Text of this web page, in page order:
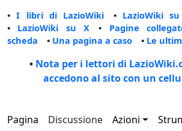
•I libri di LazioWiki • LazioWiki
• LazioWiki su X • Pagine
scheda • Una pagina a caso • Le
• Nota per i lettori di
accedono al sito con un
Pagina Discussione Azioni